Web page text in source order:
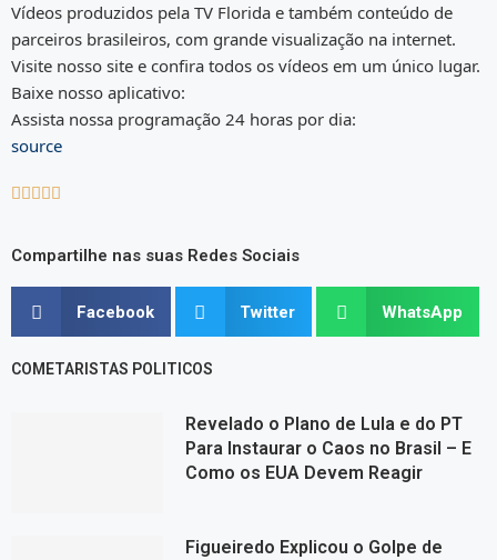
Vídeos produzidos pela TV Florida e também conteúdo de
parceiros brasileiros, com grande visualização na internet.
Visite nosso site e confira todos os vídeos em um único lugar.
Baixe nosso aplicativo:
Assista nossa programação 24 horas por dia:
source
    
Compartilhe nas suas Redes Sociais
Facebook Twitter WhatsApp
COMETARISTAS POLITICOS
Revelado o Plano de Lula e do PT
Para Instaurar o Caos no Brasil – E
Como os EUA Devem Reagir
Figueiredo Explicou o Golpe de